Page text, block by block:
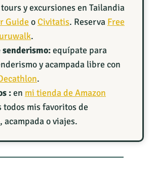
y excursiones en Tailandia
Guide o Civitatis. Reserva Free
.
equípate para
y acampada libre con
.
:en mi tienda de Amazon
todos mis favoritos de
acampada o viajes.